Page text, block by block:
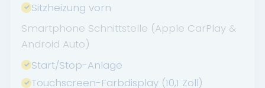
Sitzheizung vorn
Smartphone Schnittstelle (Apple CarPlay &
Android Auto)
Start/Stop-Anlage
Touchscreen-Farbdisplay (10,1 Zoll)